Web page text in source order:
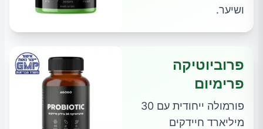
ושיער.
פרוביוטיקה
פרימיום
פורמולה ייחודית עם 30
מיליארד חיידקים